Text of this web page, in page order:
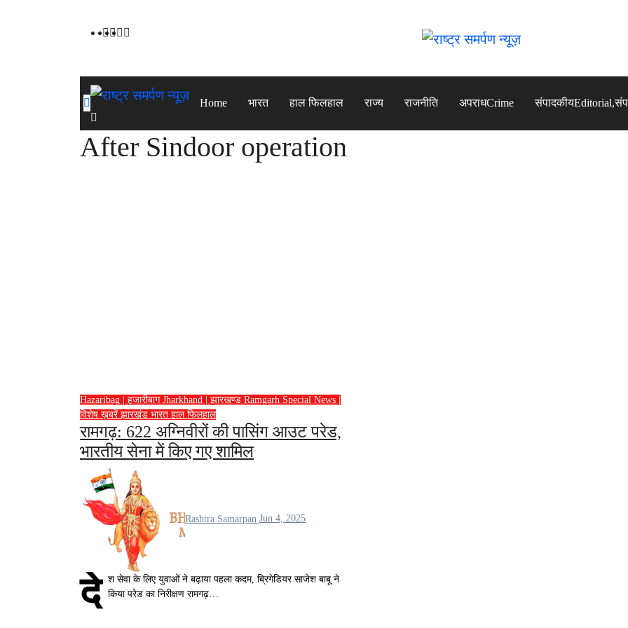
Home भारत हाल फिलहाल राज्य राजनीति अपराधCrime संपादकीय
After Sindoor operation
Hazaribag | हजारीबाग Jharkhand | झारखण्ड Ramgarh Special News |
विशेष ख़बरें झारखंड भारत हाल फिलहाल
रामगढ़: 622 अग्निवीरों की पासिंग आउट परेड,
भारतीय सेना में किए गए शामिल
Rashtra Samarpan Jun 4, 2025
दे
श सेवा के लिए युवाओं ने बढ़ाया पहला कदम, ब्रिगेडियर साजेश बाबू ने
किया परेड का निरीक्षण रामगढ़…